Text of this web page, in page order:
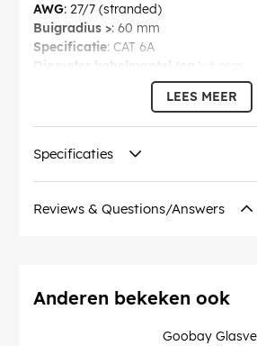
AWG: 27/7 (stranded)
Buigradius >: 60 mm
Specificatie: CAT 6A
Diameter kabelmantel (ca.)
Afschermingsklasse: S/FTP (PiMF)
Aantal afschermingen: 2 x
Contact: EIA/TIA-568 B
Bedrijfstemperatuur tot
Bedrijfstemperatuur vanaf: -20 °C
Knikbescherming: dubbelzijdig
LEES MEER
Specificaties
Reviews & Questions/Answers
Anderen bekeken ook
Goobay